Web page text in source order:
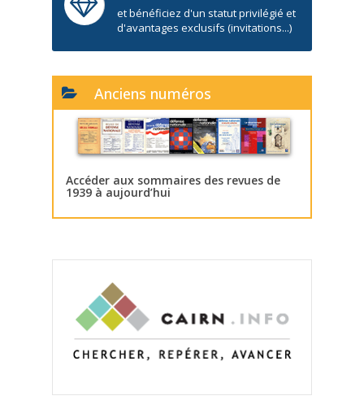
et bénéficiez d'un statut privilégié et
d'avantages exclusifs (invitations...)
Anciens numéros
Accéder aux sommaires des revues de
1939 à aujourd’hui